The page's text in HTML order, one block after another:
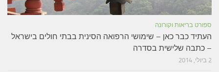
ספורט בריאות וקורונה
העתיד כבר כאן – שימושי הרפואה הסינית בבתי חולים בישראל
– כתבה שלישית בסדרה
2 ביולי, 2014